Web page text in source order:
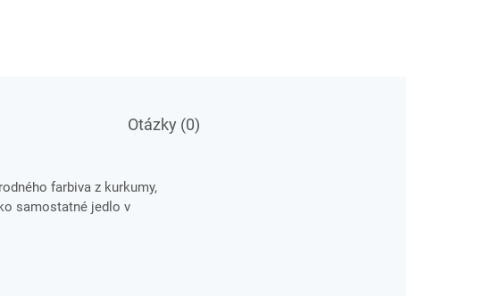
Otázky (0)
farbiva z kurkumy,
samostatné jedlo v